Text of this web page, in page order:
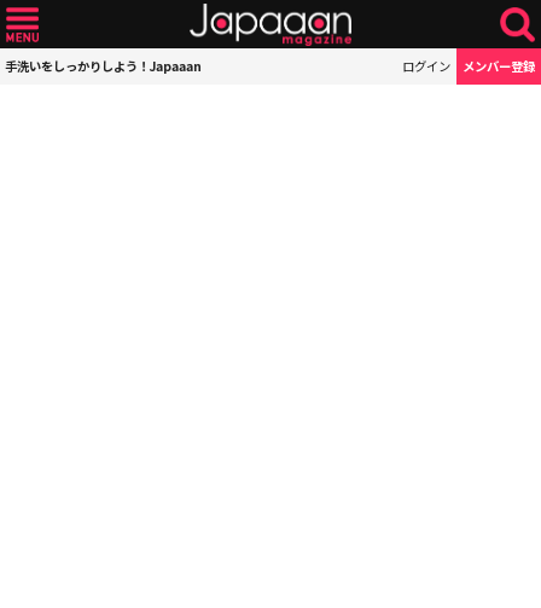
手洗いをしっかりしよう！Japaaan ログイン メンバー登録